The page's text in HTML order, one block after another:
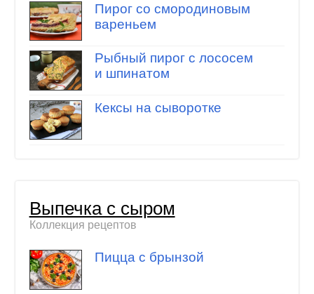
Пирог со смородиновым
вареньем
Рыбный пирог с лососем
и шпинатом
Кексы на сыворотке
Выпечка с сыром
Коллекция рецептов
Пицца с брынзой